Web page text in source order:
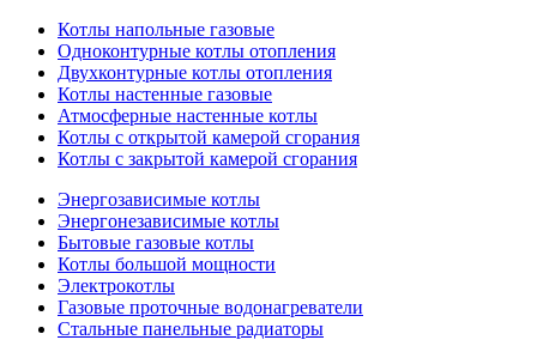
Котлы напольные газовые
Одноконтурные котлы отопления
Двухконтурные котлы отопления
Котлы настенные газовые
Атмосферные настенные котлы
Котлы с открытой камерой сгорания
Котлы с закрытой камерой сгорания
Энергозависимые котлы
Энергонезависимые котлы
Бытовые газовые котлы
Котлы большой мощности
Электрокотлы
Газовые проточные водонагреватели
Стальные панельные радиаторы